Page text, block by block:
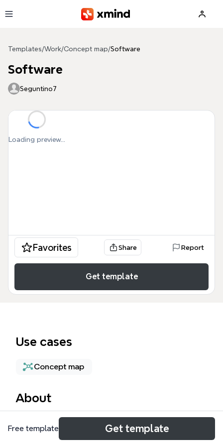
Templates/Work/Concept map/Software
Software
Seguntino7
Loading preview...
Favorites Share Report
Get template
Use cases
Concept map
About
Este mapa conceptual sobre los distintos tipos de
software, con 42 nodos, compara el software
Free template Get template